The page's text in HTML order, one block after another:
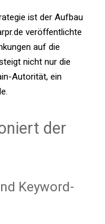
ist der Aufbau
veröffentlichte
auf die
nicht nur die
Autorität, ein
der
Keyword-